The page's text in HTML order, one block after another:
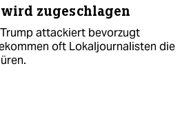
zugeschlagen
attackiert bevorzugt
oft Lokaljournalisten die